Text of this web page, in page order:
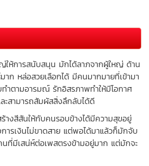
ห้การสนับสนุน มักได้ลาภจากผู้ใหญ่ ด้าน
าก หล่อสวยเลือกได้ มีคนมากมายที่เข้ามา
ทำตามอารมณ์ รักอิสรภาพทำให้มีโอกาศ
ะสามารถสัมผัสสิ่งลึกลับได้ดี
สีสันให้กับคนรอบข้างได้มีความสุขอยู่
ารเงินไม่ขาดสาย แต่พอได้มาแล้วก็มักจับ
นที่มีเสน่ห์ต่อเพสตรงข้ามอยู่มาก แต่มักจะ